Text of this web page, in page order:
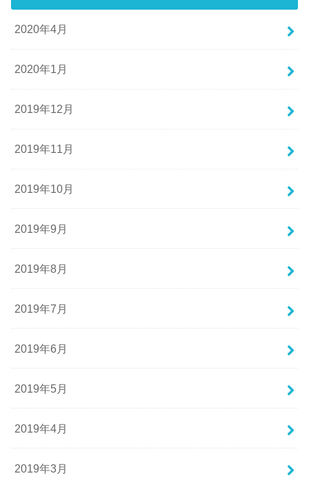
2020年4月
2020年1月
2019年12月
2019年11月
2019年10月
2019年9月
2019年8月
2019年7月
2019年6月
2019年5月
2019年4月
2019年3月